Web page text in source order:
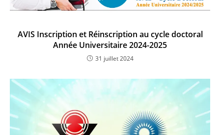
AVIS Inscription et Réinscription au cycle doctoral
Année Universitaire 2024-2025
31 juillet 2024